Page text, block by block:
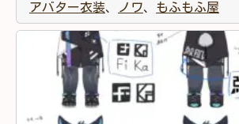
アバター衣装、 ノワ、 もふもふ屋